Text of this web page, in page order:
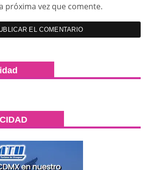
próxima vez que comente.